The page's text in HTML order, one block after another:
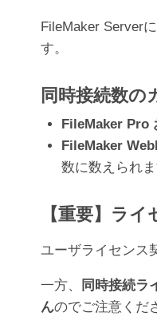
FileMaker Server
す。
同時接続数の
FileMaker Pro
FileMaker
数に数えられま
【重要】ラ
ユーザライセンス
一方、
同時接続ラ
んのでご注意くだ